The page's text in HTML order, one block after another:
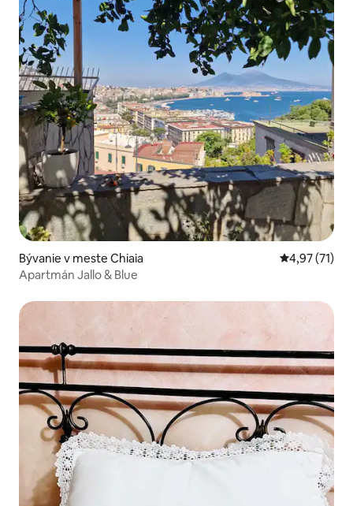
Bývanie v meste Chiaia Priemerné
4,97 (71)
Apartmán Jallo & Blue